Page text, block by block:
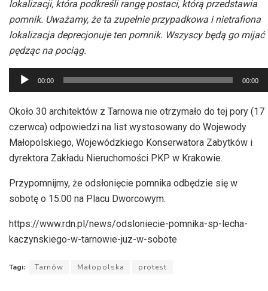
lokalizacji, która podkreśli rangę postaci, którą przedstawia
pomnik. Uważamy, że ta zupełnie przypadkowa i nietrafiona
lokalizacja deprecjonuje ten pomnik. Wszyscy będą go mijać
pędząc na pociąg.
Odtwarzacz
plików
dźwiękowych
00:00 00:00
Około 30 architektów z Tarnowa nie otrzymało do tej pory (17
czerwca) odpowiedzi na list wystosowany do Wojewody
Małopolskiego, Wojewódzkiego Konserwatora Zabytków i
dyrektora Zakładu Nieruchomości PKP w Krakowie.
Przypomnijmy, że odsłonięcie pomnika odbędzie się w
sobotę o 15.00 na Placu Dworcowym.
https://www.rdn.pl/news/odsloniecie-pomnika-sp-lecha-
kaczynskiego-w-tarnowie-juz-w-sobote
Tagi: Tarnów Małopolska protest